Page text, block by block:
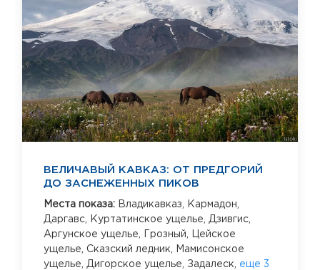
ВЕЛИЧАВЫЙ КАВКАЗ: ОТ ПРЕДГОРИЙ
ДО ЗАСНЕЖЕННЫХ ПИКОВ
Места показа: Владикавказ,
Кармадон,
Даргавс,
Куртатинское ущелье, Дзивгис,
Аргунское ущелье,
Грозный,
Цейское
ущелье, Сказский ледник,
Мамисонское
ущелье, Дигорское ущелье, Задалеск, еще 3